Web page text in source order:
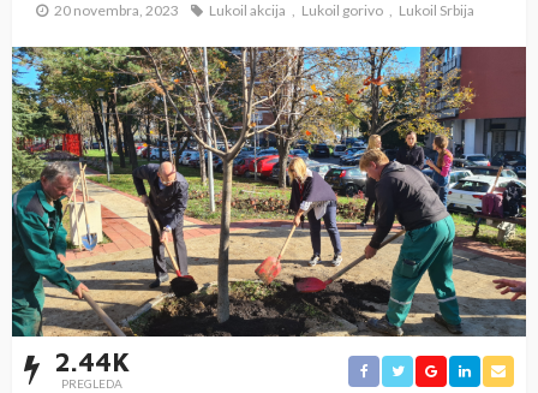
20 novembra, 2023 Lukoil akcija Lukoil gorivo Lukoil Srbija
2.44K
PREGLEDA